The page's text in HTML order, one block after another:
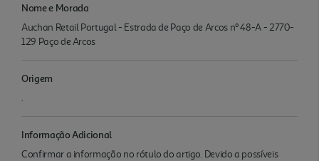
Nome e Morada
Auchan Retail Portugal - Estrada de Paço de Arcos nº 48-A - 2770-
129 Paço de Arcos
Origem
.
Informação Adicional
Confirmar a informação no rótulo do artigo. Devido a possíveis